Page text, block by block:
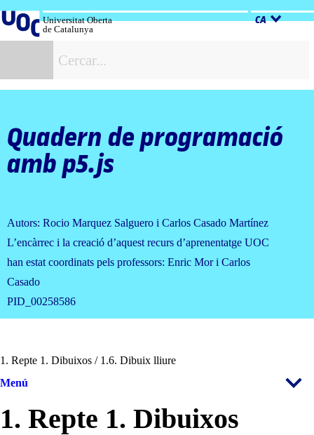
al
contingut
Universitat Oberta
de Catalunya
CA
Quadern de programació
amb p5.js
Autors: Rocio Marquez Salguero i Carlos Casado Martínez
L’encàrrec i la creació d’aquest recurs d’aprenentatge UOC
han estat coordinats pels professors: Enric Mor i Carlos
Casado
PID_00258586
1. Repte 1. Dibuixos / 1.6. Dibuix lliure
Menú
1. Repte 1. Dibuixos